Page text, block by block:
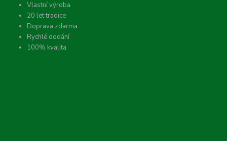
Vlastní výroba
20 let tradice
Doprava zdarma
Rychlé dodání
100% kvalita